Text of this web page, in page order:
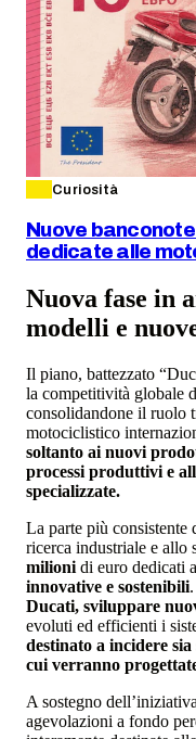
Curiosità
Nuove
dedicate alle
Nuova fase in
modelli e
Il piano, battezzato
la competitività globale
consolidandone il ruolo
motociclistico
soltanto ai nuovi
processi produttivi e
specializzate.
La parte più consistente
ricerca industriale e allo
milioni di euro dedicati
innovative e sostenibili
Ducati, sviluppare
evoluti ed efficienti i
destinato a incidere
cui verranno
A sostegno
agevolazioni a fondo